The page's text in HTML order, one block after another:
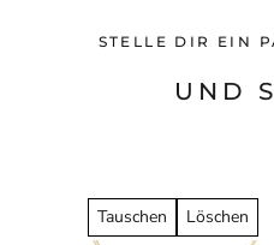
STELLE DIR EIN
UND
Tauschen Löschen